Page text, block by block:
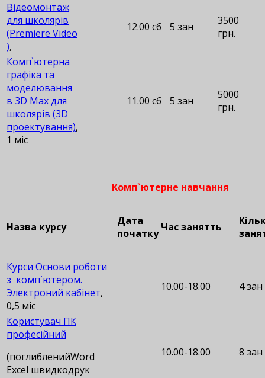
Відеомонтаж
для школярів
(Premiere Video
),
12.00 сб 5 зан
3500
грн.
Комп`ютерна
графіка та
моделювання
в 3D Max для
школярів (3D
проектування),
1 міс
11.00 сб 5 зан
5000
грн.
Комп`ютерне навчання
Назва курсу
Дата
початку Час занятть
Курси Основи роботи
з комп`ютером.
Электроний кабінет,
0,5 міс
10.00-18.00 4 зан
Користувач ПК
професійний
(поглибленийWord
Excel швидкодрук
10.00-18.00 8 зан